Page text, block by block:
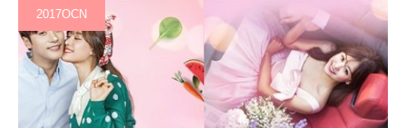
2017OCN